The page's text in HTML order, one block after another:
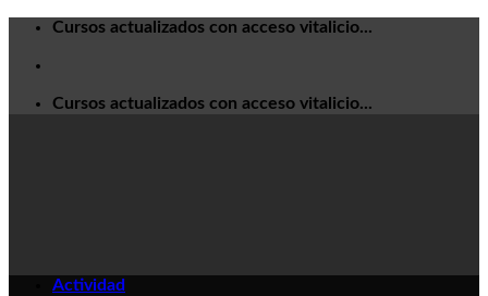
Skip
content
Cursos actualizados con acceso vitalicio...
Cursos actualizados con acceso vitalicio...
Actividad